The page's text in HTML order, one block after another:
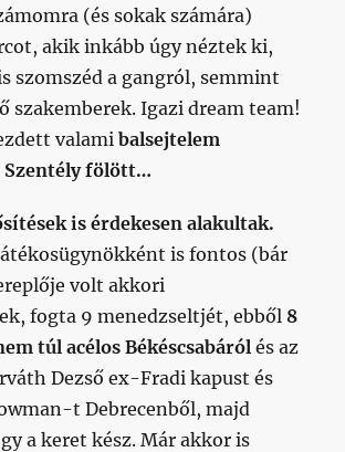
(és sokak számára)
akik inkább úgy néztek ki,
szomszéd a gangról, semmint
szakemberek. Igazi dream team!
valamibalsejtelem
Szentély fölött…
is érdekesen alakultak.
is fontos (bár
volt akkori
fogta 9 menedzseltjét, ebből 8
túl acélos Békéscsabáról és az
Dezső ex-Fradi kapust és
t Debrecenből, majd
a keret kész. Már akkor is